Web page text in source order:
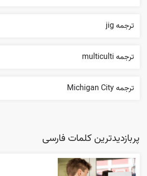
ترجمه jig
ترجمه multiculti
ترجمه Michigan City
پربازدیدترین کلمات فارسی